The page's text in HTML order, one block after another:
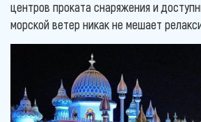
центров проката снаряжения и
морской ветер никак не мешает